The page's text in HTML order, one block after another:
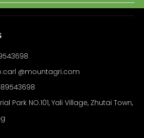
@mountagri.com
Park NO.101, Yali Village, Zhutai Town,